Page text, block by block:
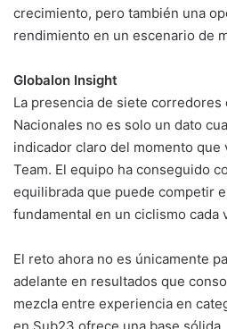
crecimiento, pero también una
rendimiento en un escenario de
Globalon Insight
La presencia de siete corredores
Nacionales no es solo un dato
indicador claro del momento que
Team. El equipo ha conseguido
equilibrada que puede competir
fundamental en un ciclismo cada
El reto ahora no es únicamente
adelante en resultados que
mezcla entre experiencia en
en Sub23 ofrece una base